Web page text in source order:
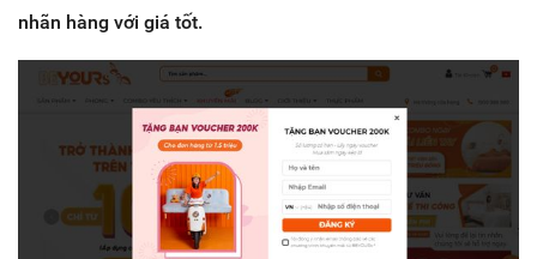
nhãn hàng với giá tốt.